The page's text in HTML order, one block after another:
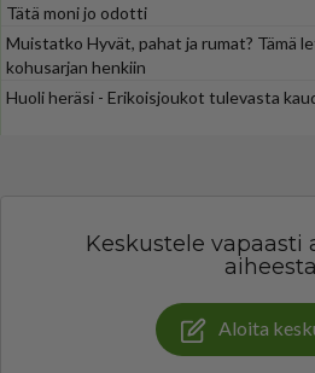
Tätä moni jo odotti
Muistatko Hyvät, pahat ja rumat? Tämä
kohusarjan henkiin
Huoli heräsi - Erikoisjoukot tulevasta
Keskustele vapaasti
aiheesta
Aloita